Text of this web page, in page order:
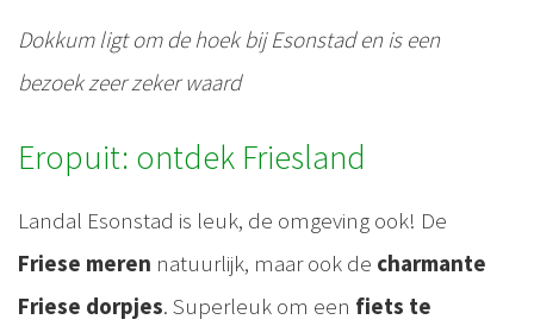
Dokkum ligt om de hoek bij Esonstad en is een
bezoek zeer zeker waard
Eropuit: ontdek Friesland
Landal Esonstad is leuk, de omgeving ook! De
Friese meren natuurlijk, maar ook de charmante
Friese dorpjes. Superleuk om een fiets te